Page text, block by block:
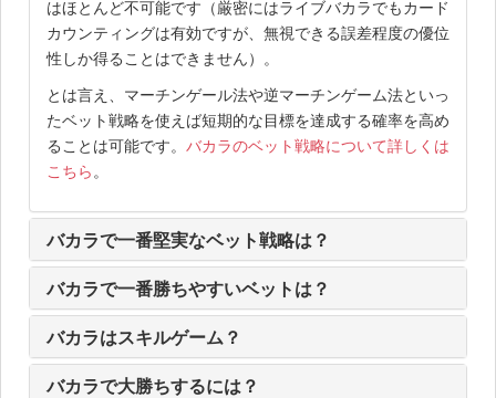
はほとんど不可能です（厳密にはライブバカラでもカード
カウンティングは有効ですが、無視できる誤差程度の優位
性しか得ることはできません）。
とは言え、マーチンゲール法や逆マーチンゲーム法といっ
たベット戦略を使えば短期的な目標を達成する確率を高め
ることは可能です。 バカラのベット戦略について詳しくは
こちら。
バカラで一番堅実なベット戦略は？
バカラで一番勝ちやすいベットは？
バカラはスキルゲーム？
バカラで大勝ちするには？